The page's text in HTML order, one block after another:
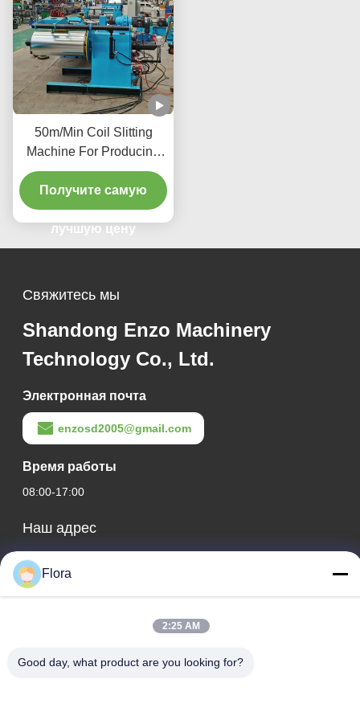
50m/Min Coil Slitting
Machine For Producing
Precise Metal
Components Vehicle
Manufacturing Industry
Получите самую
лучшую цену
Свяжитесь мы
Shandong Enzo Machinery
Technology Co., Ltd.
Электронная почта
enzosd2005@gmail.com
Время работы
08:00-17:00
Наш адрес
Адрес компании
No 599, Zhangbei Road, Huantai County, город Зибо,
провинция Шаньдун, Китай
провинция Шаньдун
Flora
2:25 AM
Good day, what product are you looking for?